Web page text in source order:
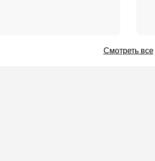
Смотреть все